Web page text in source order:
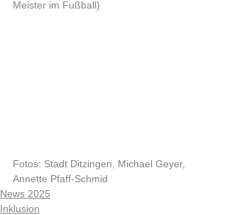
Meister im Fußball)
Fotos: Stadt Ditzingen, Michael Geyer,
Annette Pfaff-Schmid
News 2025
Inklusion